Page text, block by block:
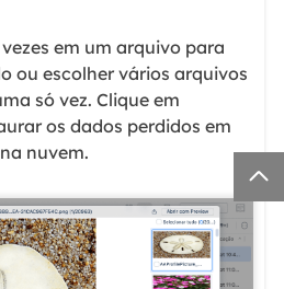
em um arquivo para
ou escolher vários arquivos
só vez. Clique em
os dados perdidos em
nuvem.
